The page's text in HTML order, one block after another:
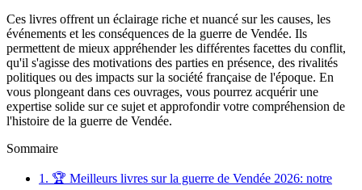
Ces livres offrent un éclairage riche et nuancé sur les causes, les
événements et les conséquences de la guerre de Vendée. Ils
permettent de mieux appréhender les différentes facettes du conflit,
qu'il s'agisse des motivations des parties en présence, des rivalités
politiques ou des impacts sur la société française de l'époque. En
vous plongeant dans ces ouvrages, vous pourrez acquérir une
expertise solide sur ce sujet et approfondir votre compréhension de
l'histoire de la guerre de Vendée.
Sommaire
1. 🏆 Meilleurs livres sur la guerre de Vendée 2026: notre